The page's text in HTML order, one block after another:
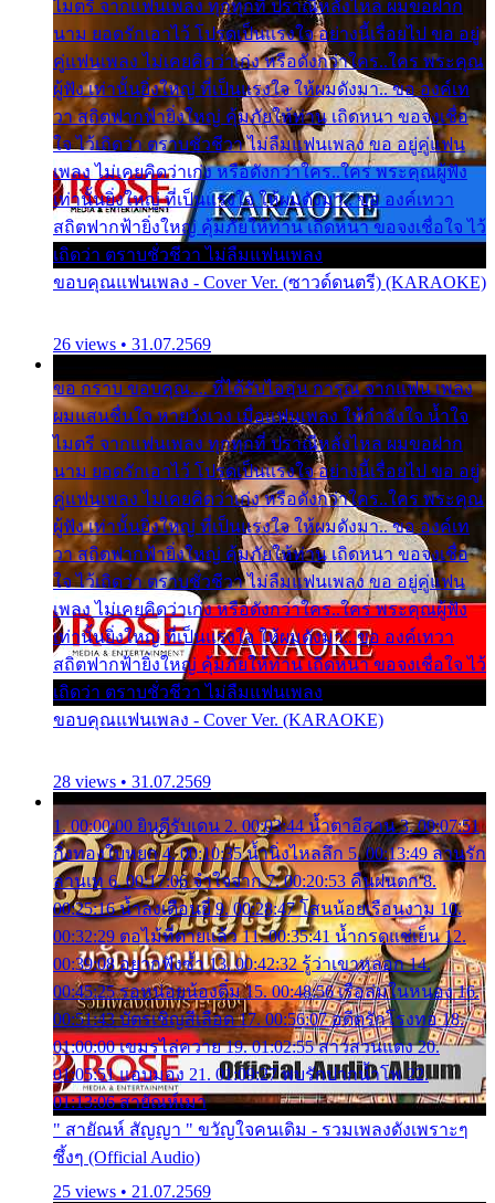
ไมตรี จากแฟนเพลง ทุกทุกที่ ปราณีหลั่งไหล ผมขอฝาก
นาม ยอดรักเอาไว้ โปรดเป็นแรงใจ อย่างนี้เรื่อยไป ขอ อยู่
คู่แฟนเพลง ไม่เคยคิดว่าเก่ง หรือดังกว่าใคร..ใคร พระคุณ
ผู้ฟัง เท่านั้นยิ่งใหญ่ ที่เป็นแรงใจ ให้ผมดังมา.. ขอ องค์เท
วา สถิตฟากฟ้ายิ่งใหญ่ คุ้มภัยให้ท่าน เถิดหนา ขอจงเชื่อ
ใจ ไว้เถิดว่า ตราบชั่วชีวา ไม่ลืมแฟนเพลง ขอ อยู่คู่แฟน
เพลง ไม่เคยคิดว่าเก่ง หรือดังกว่าใคร..ใคร พระคุณผู้ฟัง
เท่านั้นยิ่งใหญ่ ที่เป็นแรงใจ ให้ผมดังมา.. ขอ องค์เทวา
สถิตฟากฟ้ายิ่งใหญ่ คุ้มภัยให้ท่าน เถิดหนา ขอจงเชื่อใจ ไว้
เถิดว่า ตราบชั่วชีวา ไม่ลืมแฟนเพลง
ขอบคุณแฟนเพลง - Cover Ver. (ซาวด์ดนตรี) (KARAOKE)
26 views • 31.07.2569
ขอ กราบ ขอบคุณ.... ที่ได้รับไออุ่น การุณ จากแฟน เพลง
ผมแสนชื่นใจ หายวังเวง เมื่อแฟนเพลง ให้กำลังใจ น้ำใจ
ไมตรี จากแฟนเพลง ทุกทุกที่ ปราณีหลั่งไหล ผมขอฝาก
นาม ยอดรักเอาไว้ โปรดเป็นแรงใจ อย่างนี้เรื่อยไป ขอ อยู่
คู่แฟนเพลง ไม่เคยคิดว่าเก่ง หรือดังกว่าใคร..ใคร พระคุณ
ผู้ฟัง เท่านั้นยิ่งใหญ่ ที่เป็นแรงใจ ให้ผมดังมา.. ขอ องค์เท
วา สถิตฟากฟ้ายิ่งใหญ่ คุ้มภัยให้ท่าน เถิดหนา ขอจงเชื่อ
ใจ ไว้เถิดว่า ตราบชั่วชีวา ไม่ลืมแฟนเพลง ขอ อยู่คู่แฟน
เพลง ไม่เคยคิดว่าเก่ง หรือดังกว่าใคร..ใคร พระคุณผู้ฟัง
เท่านั้นยิ่งใหญ่ ที่เป็นแรงใจ ให้ผมดังมา.. ขอ องค์เทวา
สถิตฟากฟ้ายิ่งใหญ่ คุ้มภัยให้ท่าน เถิดหนา ขอจงเชื่อใจ ไว้
เถิดว่า ตราบชั่วชีวา ไม่ลืมแฟนเพลง
ขอบคุณแฟนเพลง - Cover Ver. (KARAOKE)
28 views • 31.07.2569
1. 00:00:00 ยินดีรับเดน 2. 00:03:44 น้ำตาอีสาน 3. 00:07:51
กิ่งทองใบหยก 4. 00:10:35 น้ำนิ่งไหลลึก 5. 00:13:49 ลานรัก
ลานเท 6. 00:17:06 จำใจจาก 7. 00:20:53 คืนฝนตก 8.
00:25:16 น้ำลงเดือนยี่ 9. 00:28:47 โสนน้อยเรือนงาม 10.
00:32:29 ตอไม้ที่ตายแล้ว 11. 00:35:41 น้ำกรดแช่เย็น 12.
00:39:08 อยากฟังซ้ำ 13. 00:42:32 รู้ว่าเขาหลอก 14.
00:45:25 รอหน่อยน้องติ๋ม 15. 00:48:56 เรือล่มในหนอง 16.
00:51:43 บัตรเชิญสีเลือด 17. 00:56:07 อดีตรักโรงทอ 18.
01:00:00 เขมรไล่ควาย 19. 01:02:55 สาวสวนแตง 20.
01:05:51 แอบมอง 21. 01:09:27 พบรักปากน้ำโพ 22.
01:13:06 สายัณห์เมา
" สายัณห์ สัญญา " ขวัญใจคนเดิม - รวมเพลงดังเพราะๆ
ซึ้งๆ (Official Audio)
25 views • 21.07.2569